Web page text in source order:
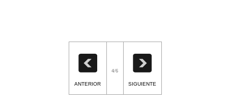
ANTERIOR
4/6
SIGUIENTE